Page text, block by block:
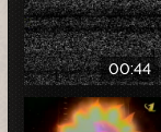
00:44